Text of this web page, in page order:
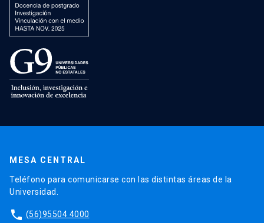
MESA CENTRAL
Teléfono para comunicarse con las distintas áreas de la
Universidad.
phone (56)95504 4000